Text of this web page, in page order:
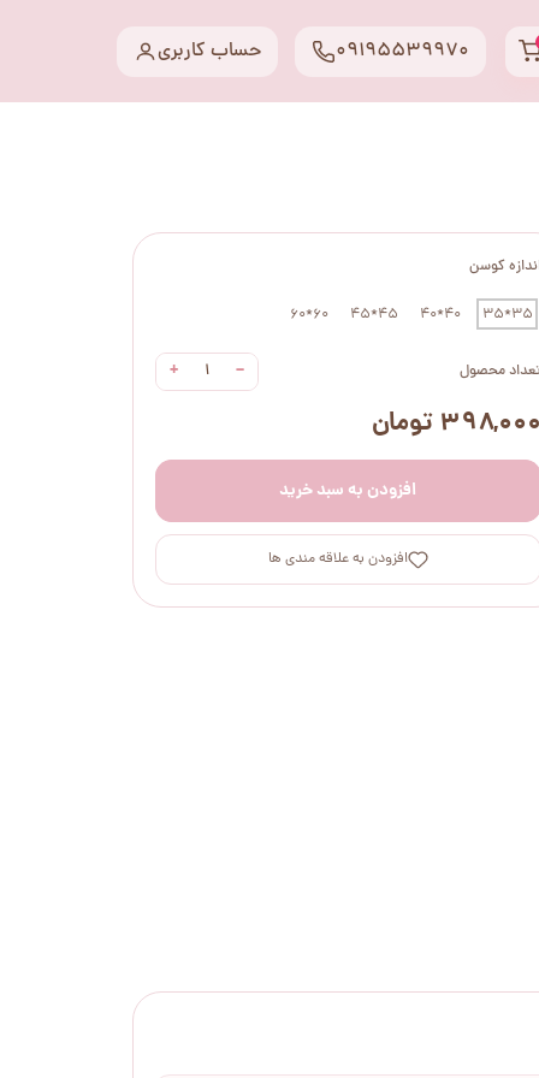
حساب کاربری 09195539970
کوسن
35*35
40*40
45*45
60*60
محصول −
+
۳۹۸,۰۰۰ تومان
افزودن به سبد خرید
افزودن به علاقه مندی ها